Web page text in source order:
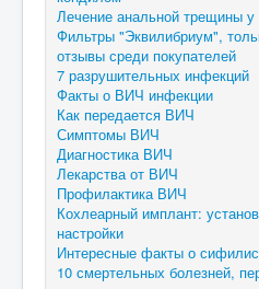
Лечение анальной трещины у
Фильтры "Эквилибриум",
отзывы среди покупателей
7 разрушительных инфекций
Факты о ВИЧ инфекции
Как передается ВИЧ
Симптомы ВИЧ
Диагностика ВИЧ
Лекарства от ВИЧ
Профилактика ВИЧ
Кохлеарный имплант:
настройки
Интересные факты о
10 смертельных болезней,